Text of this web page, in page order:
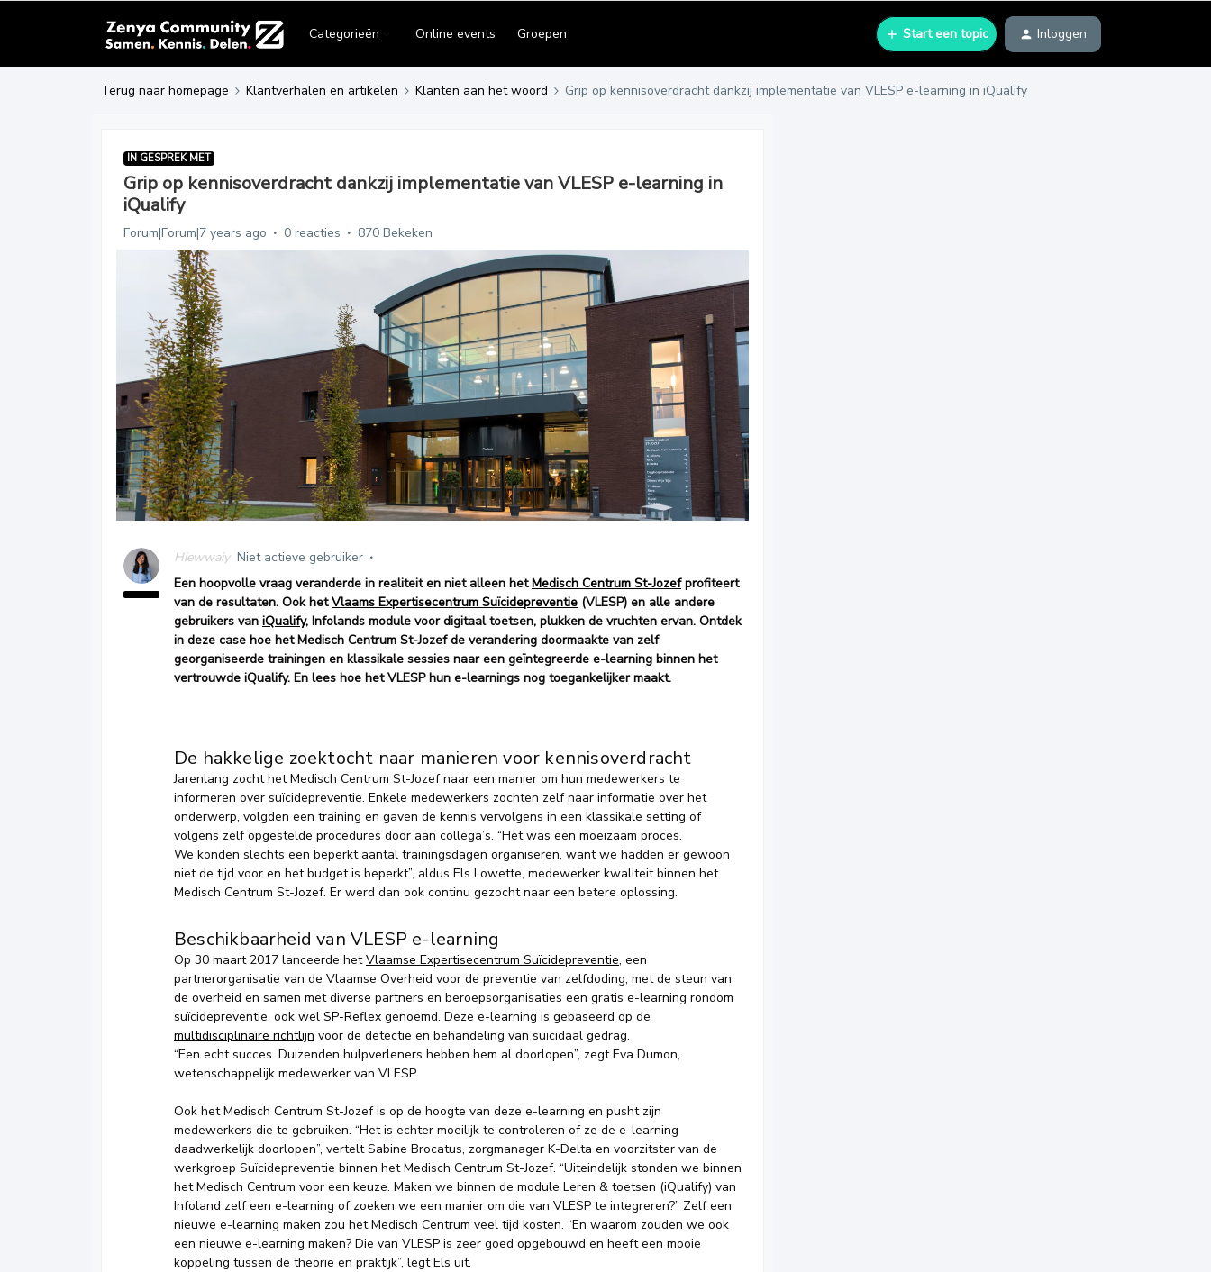
Categorieën Online events Groepen Start een topic Inloggen
Terug naar homepage Klantverhalen en artikelen Klanten aan het woord Grip op kennisoverdracht dankzij implementatie van VLESP e-learning in iQualify
IN GESPREK MET
Grip op kennisoverdracht dankzij implementatie van VLESP e-learning in
iQualify
Forum|Forum|7 years ago 0 reacties 870 Bekeken
Hiewwaiy Niet actieve gebruiker
Een hoopvolle vraag veranderde in realiteit en niet alleen het Medisch Centrum St-Jozefprofiteert
van de resultaten. Ook het Vlaams Expertisecentrum Suïcidepreventie (VLESP) en alle andere
gebruikers van iQualify, Infolands module voor digitaal toetsen, plukken de vruchten ervan. Ontdek
in deze case hoe het Medisch Centrum St-Jozef de verandering doormaakte van zelf
georganiseerde trainingen en klassikale sessies naar een geïntegreerde e-learning binnen het
vertrouwde iQualify. En lees hoe het VLESP hun e-learnings nog toegankelijker maakt.
De hakkelige zoektocht naar manieren voor kennisoverdracht
Jarenlang zocht het Medisch Centrum St-Jozef naar een manier om hun medewerkers te
informeren over suïcidepreventie. Enkele medewerkers zochten zelf naar informatie over het
onderwerp, volgden een training en gaven de kennis vervolgens in een klassikale setting of
volgens zelf opgestelde procedures door aan collega’s. “Het was een moeizaam proces.
We konden slechts een beperkt aantal trainingsdagen organiseren, want we hadden er gewoon
niet de tijd voor en het budget is beperkt”, aldus Els Lowette, medewerker kwaliteit binnen het
Medisch Centrum St-Jozef. Er werd dan ook continu gezocht naar een betere oplossing.
Beschikbaarheid van VLESP e-learning
Op 30 maart 2017 lanceerde hetVlaamse Expertisecentrum Suïcidepreventie, een
partnerorganisatie van de Vlaamse Overheid voor de preventie van zelfdoding, met de steun van
de overheid en samen met diverse partners en beroepsorganisaties een gratis e-learning rondom
suïcidepreventie, ook wel SP-Reflex genoemd. Deze e-learning is gebaseerd op de
multidisciplinaire richtlijn voor de detectie en behandeling van suïcidaal gedrag.
“Een echt succes. Duizenden hulpverleners hebben hem al doorlopen”, zegt Eva Dumon,
wetenschappelijk medewerker van VLESP.
Ook het Medisch Centrum St-Jozef is op de hoogte van deze e-learning en pusht zijn
medewerkers die te gebruiken. “Het is echter moeilijk te controleren of ze de e-learning
daadwerkelijk doorlopen”, vertelt Sabine Brocatus, zorgmanager K-Delta en voorzitster van de
werkgroep Suïcidepreventie binnen het Medisch Centrum St-Jozef. “Uiteindelijk stonden we binnen
het Medisch Centrum voor een keuze. Maken we binnen de module Leren & toetsen (iQualify) van
Infoland zelf een e-learning of zoeken we een manier om die van VLESP te integreren?” Zelf een
nieuwe e-learning maken zou het Medisch Centrum veel tijd kosten. “En waarom zouden we ook
een nieuwe e-learning maken? Die van VLESP is zeer goed opgebouwd en heeft een mooie
koppeling tussen de theorie en praktijk”, legt Els uit.